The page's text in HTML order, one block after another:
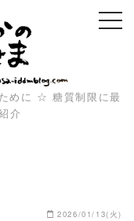
めに ☆ 糖質制限に最
介
2026/01/13(火)